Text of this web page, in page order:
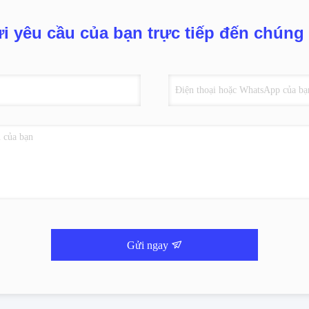
yêu cầu của bạn trực tiếp đến
Gửi ngay